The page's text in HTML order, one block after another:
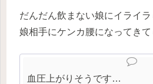
だんだん飲まない娘にイライラ
娘相手にケンカ腰になってきて
血圧上がりそうです…